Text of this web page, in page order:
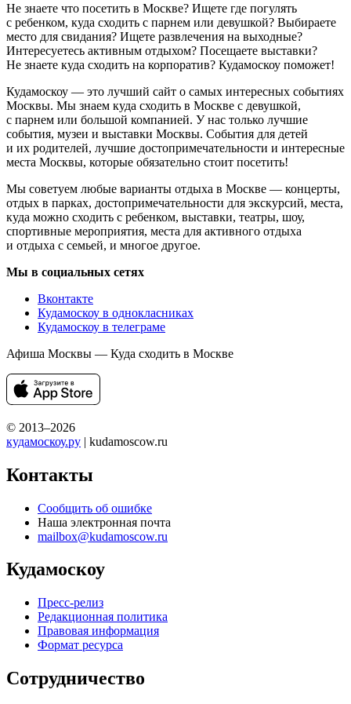
Не знаете что посетить в Москве? Ищете где погулять
с ребенком, куда сходить с парнем или девушкой? Выбираете
место для свидания? Ищете развлечения на выходные?
Интересуетесь активным отдыхом? Посещаете выставки?
Не знаете куда сходить на корпоратив? Кудамоскоу поможет!
Кудамоскоу — это лучший сайт о самых интересных событиях
Москвы. Мы знаем куда сходить в Москве с девушкой,
с парнем или большой компанией. У нас только лучшие
события, музеи и выставки Москвы. События для детей
и их родителей, лучшие достопримечательности и интересные
места Москвы, которые обязательно стоит посетить!
Мы советуем любые варианты отдыха в Москве — концерты,
отдых в парках, достопримечательности для экскурсий, места,
куда можно сходить с ребенком, выставки, театры, шоу,
спортивные мероприятия, места для активного отдыха
и отдыха с семьей, и многое другое.
Мы в социальных сетях
Вконтакте
Кудамоскоу в однокласниках
Кудамоскоу в телеграме
Афиша Москвы — Куда сходить в Москве
© 2013–2026
кудамоскоу.ру | kudamoscow.ru
Контакты
Сообщить об ошибке
Наша электронная почта
mailbox@kudamoscow.ru
Кудамоскоу
Пресс-релиз
Редакционная политика
Правовая информация
Формат ресурса
Сотрудничество